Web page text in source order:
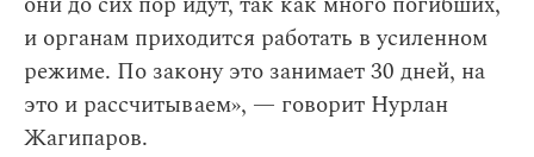
и органам приходится работать в усиленном
режиме. По закону это занимает 30 дней, на
это и рассчитываем», — говорит Нурлан
Жагипаров.